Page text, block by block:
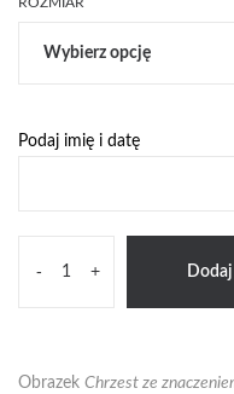
59zł
Podaj imię i datę
-
Chrzest
+
Obrazek Chrzest ze